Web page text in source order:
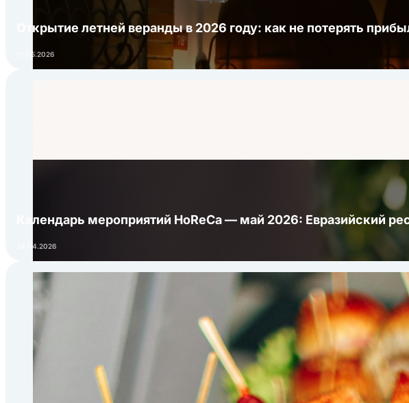
Открытие летней веранды в 2026 году: как не потерять
01.05.2026
Календарь мероприятий HoReCa — май 2026:
24.04.2026